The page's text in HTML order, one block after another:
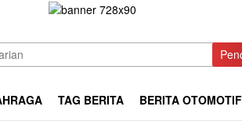
TAG BERITA BERITA OTOMOTIF